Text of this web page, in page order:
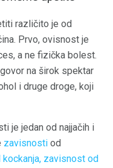
različito je od
Prvo, ovisnost je
a ne fizička bolest.
na širok spektar
i druge droge, koji
je jedan od najjačih i
zavisnosti od
zavisnost od